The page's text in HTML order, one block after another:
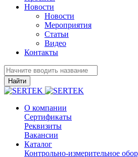
Новости
Новости
Мероприятия
Статьи
Видео
Контакты
Найти
О компании
Сертификаты
Реквизиты
Вакансии
Каталог
Контрольно-измерительное